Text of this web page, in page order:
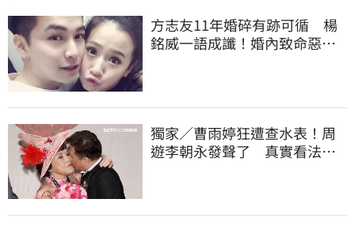
方志友11年婚碎有跡可循 楊
銘威一語成讖！婚內致命惡習
獨家／曹雨婷狂遭查水表！周
遊李朝永發聲了 真實看法曝